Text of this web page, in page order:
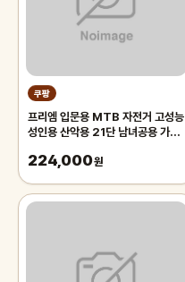
쿠팡
프리엠 입문용 MTB 자전거 고성능
성인용 산악용 21단 남녀공용 가성
175cm, 그레이 오렌지/21단/26
224,000원